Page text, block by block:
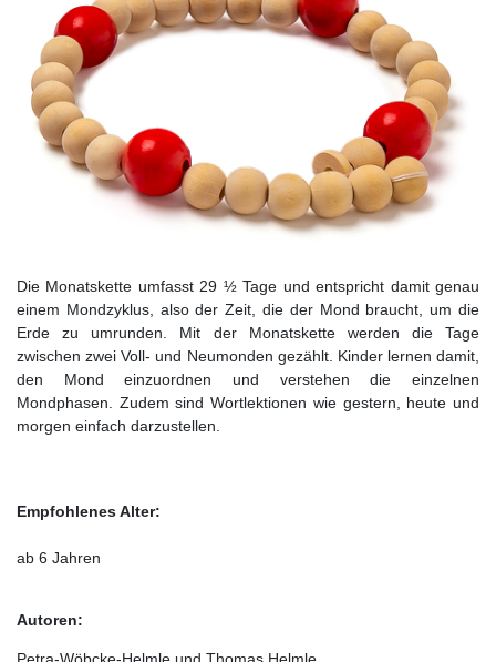
Die Monatskette umfasst 29 ½ Tage und entspricht damit genau
einem Mondzyklus, also der Zeit, die der Mond braucht, um die
Erde zu umrunden. Mit der Monatskette werden die Tage
zwischen zwei Voll- und Neumonden gezählt. Kinder lernen damit,
den Mond einzuordnen und verstehen die einzelnen
Mondphasen. Zudem sind Wortlektionen wie gestern, heute und
morgen einfach darzustellen.
Empfohlenes Alter:
ab 6 Jahren
Autoren: